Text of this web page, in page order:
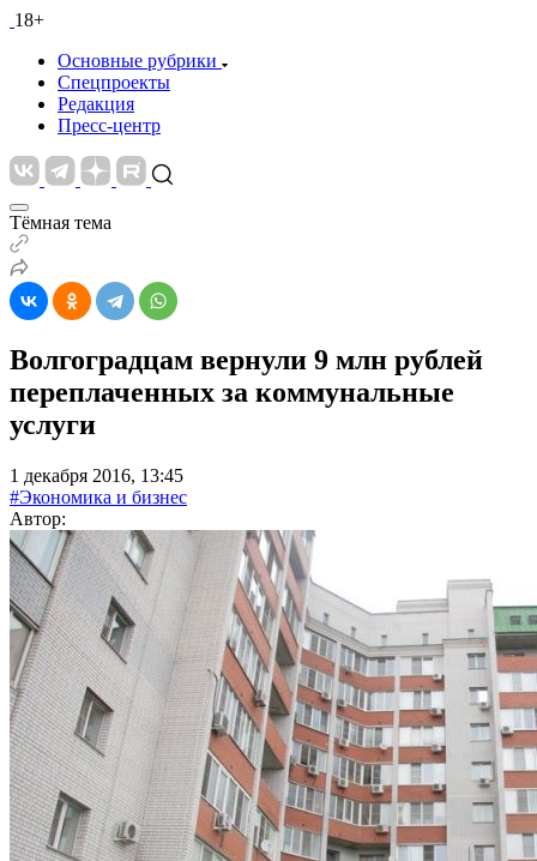
18+
Основные рубрики
Спецпроекты
Редакция
Пресс-центр
Тёмная тема
Волгоградцам вернули 9 млн рублей
переплаченных за коммунальные
услуги
1 декабря 2016, 13:45
#Экономика и бизнес
Автор: